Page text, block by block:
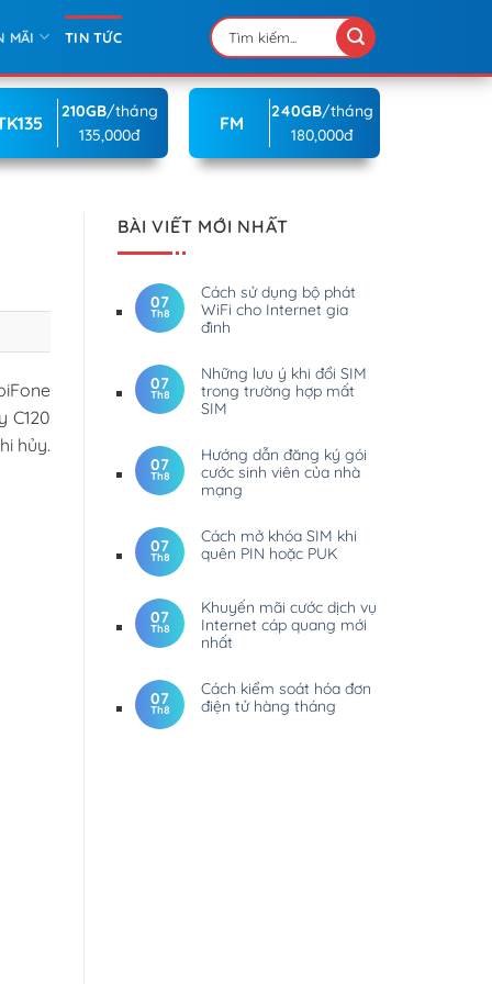
MÃI TIN TỨC
210GB/tháng
135,000đ
FM
240GB/tháng
180,000đ
C120
hủy.
BÀI VIẾT MỚI NHẤT
07
Th8
Cách sử dụng bộ phát
WiFi cho Internet gia
đình
07
Th8
Những lưu ý khi đổi SIM
trong trường hợp mất
SIM
07
Th8
Hướng dẫn đăng ký gói
cước sinh viên của nhà
mạng
07
Th8
Cách mở khóa SIM khi
quên PIN hoặc PUK
07
Th8
Khuyến mãi cước dịch vụ
Internet cáp quang mới
nhất
07
Th8
Cách kiểm soát hóa đơn
điện tử hàng tháng